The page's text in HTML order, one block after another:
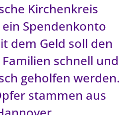
Kirchenkreis
Spendenkonto
dem Geld soll den
schnell und
geholfen werden.
stammen aus